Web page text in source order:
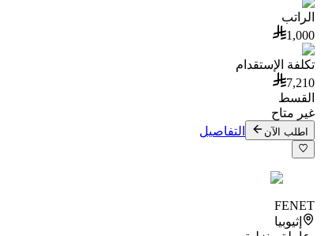
الراتب
1,000
تكلفة الإستقدام
7,210
القسط
غير متاح
اطلب الآن التفاصيل
FENET
إثيوبيا